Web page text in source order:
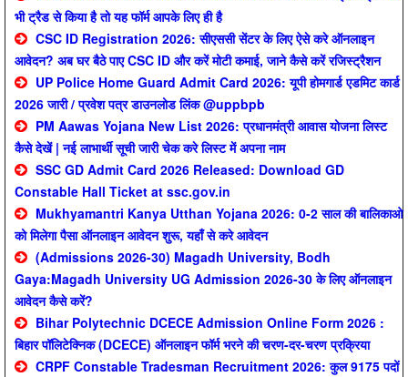
भी ट्रैड से किया है तो यह फॉर्म आपके लिए ही है
CSC ID Registration 2026: सीएससी सेंटर के लिए ऐसे करे ऑनलाइन
आवेदन? अब घर बैठे पाए CSC ID और करें मोटी कमाई, जाने कैसे करें रजिस्ट्रैशन
UP Police Home Guard Admit Card 2026: यूपी होमगार्ड एडमिट कार्ड
2026 जारी / प्रवेश पत्र डाउनलोड लिंक @uppbpb
PM Aawas Yojana New List 2026: प्रधानमंत्री आवास योजना लिस्ट
कैसे देखें | नई लाभार्थी सूची जारी चेक करे लिस्ट में अपना नाम
SSC GD Admit Card 2026 Released: Download GD
Constable Hall Ticket at ssc.gov.in
Mukhyamantri Kanya Utthan Yojana 2026: 0-2 साल की बालिकाओ
को मिलेगा पैसा ऑनलाइन आवेदन शुरू, यहाँ से करे आवेदन
(Admissions 2026-30) Magadh University, Bodh
Gaya:Magadh University UG Admission 2026-30 के लिए ऑनलाइन
आवेदन कैसे करें?
Bihar Polytechnic DCECE Admission Online Form 2026 :
बिहार पॉलिटेक्निक (DCECE) ऑनलाइन फॉर्म भरने की चरण-दर-चरण प्रक्रिया
CRPF Constable Tradesman Recruitment 2026: कुल 9175 पदों